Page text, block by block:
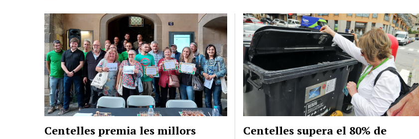
Centelles premia les millors
Centelles supera el 80% de